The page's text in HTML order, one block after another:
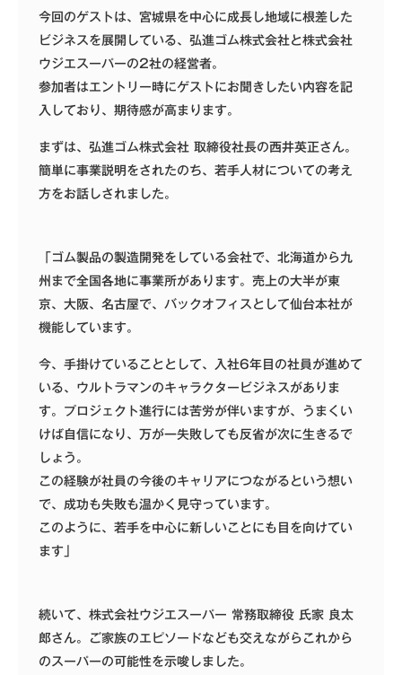
今回のゲストは、宮城県を中心に成長し地域に根差した
ビジネスを展開している、 弘進ゴム株式会社と株式会社
ウジエスーパーの2社の経営者。
参加者はエントリー時にゲストにお聞きしたい内容を記
入しており、期待感が高まります。
まずは、弘進ゴム株式会社 取締役社長の西井英正さん。
簡単に事業説明をされたのち、若手人材についての考え
方をお話しされました。
「ゴム製品の製造開発をしている会社で、北海道から九
州まで全国各地に事業所があります。売上の大半が東
京、大阪、名古屋で、バックオフィスとして仙台本社が
機能しています。
今、手掛けていることとして、入社6年目の社員が進めて
いる、ウルトラマンのキャラクタービジネスがありま
す。プロジェクト進行には苦労が伴いますが、うまくい
けば自信になり、万が一失敗しても反省が次に生きるで
しょう。
この経験が社員の今後のキャリアにつながるという想い
で、成功も失敗も温かく見守っています。
このように、若手を中心に新しいことにも目を向けてい
ます」
続いて、株式会社ウジエスーパー 常務取締役 氏家 良太
郎さん。ご家族のエピソードなども交えながらこれから
のスーパーの可能性を示唆しました。